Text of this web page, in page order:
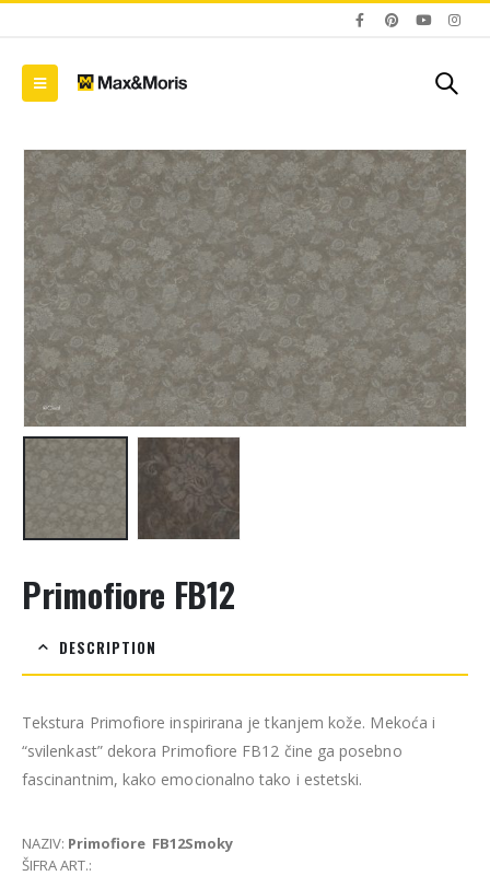
Primofiore FB12
DESCRIPTION
Tekstura Primofiore inspirirana je tkanjem kože. Mekoća i
“svilenkast” dekora Primofiore FB12 čine ga posebno
fascinantnim, kako emocionalno tako i estetski.
NAZIV: Primofiore FB12Smoky
ŠIFRA ART.: